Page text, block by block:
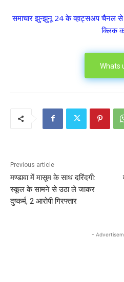
समाचार झुन्झुनू 24 के व्हाट्सअप चैनल
क्लिक
Whats
Previous article
मण्डावा में मासूम के साथ दरिंदगी:
स्कूल के सामने से उठा ले जाकर
दुष्कर्म, 2 आरोपी गिरफ्तार
-